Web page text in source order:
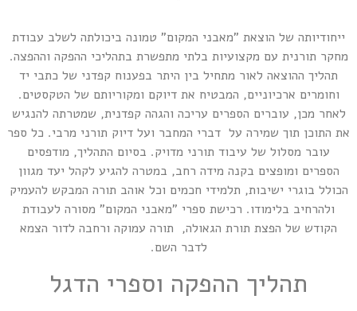
ייחודיותה של הוצאת "מאבני המקום" טמונה ביכולתה לשלב עבודת
מחקר תורנית עם מקצועיות בלתי מתפשרת בתהליכי ההפקה וההפצה.
תהליך ההוצאה לאור מתחיל בין היתר בפענוח קפדני של כתבי יד
וחומרים ארכיוניים, המבטיח את דיוקם ומקוריותם של הטקסטים.
לאחר מכן, עוברים הספרים עריכה והגהה קפדנית, שמטרתה להנגיש
את התוכן תוך שמירה על דברי המחבר ועל דיוק תורני מרבי. כל ספר
עובר מסלול של עיבוד תורני מדויק. בסיום התהליך, מודפסים
הספרים ומופצים בקנה מידה רחב, במטרה להגיע לקהל יעד מגוון
הכולל בוגרי ישיבות, תלמידי חכמים וכל אוהב תורה המבקש להעמיק
ולהרחיב בלימודו. רכישת ספרי "מאבני המקום" מסורה לעבודת
הקודש של הפצת תורת הגאולה, תורה עמוקה ורחבה לדור הצמא
לדבר השם.
תהליך ההפקה וספרי הדגל